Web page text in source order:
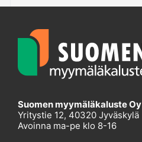
Suomen myymäläkaluste Oy
Yritystie 12, 40320 Jyväskylä
Avoinna ma-pe klo 8-16